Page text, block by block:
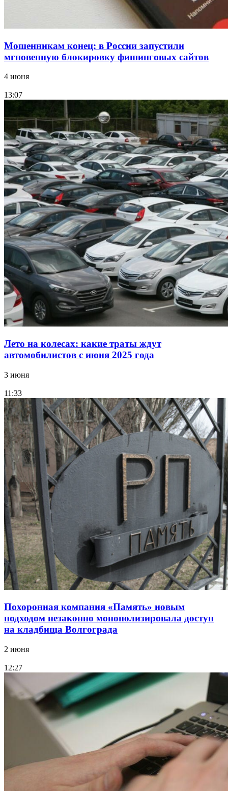
Мошенникам конец: в России запустили
мгновенную блокировку фишинговых сайтов
4 июня
13:07
Лето на колесах: какие траты ждут
автомобилистов с июня 2025 года
3 июня
11:33
Похоронная компания «Память» новым
подходом незаконно монополизировала доступ
на кладбища Волгограда
2 июня
12:27